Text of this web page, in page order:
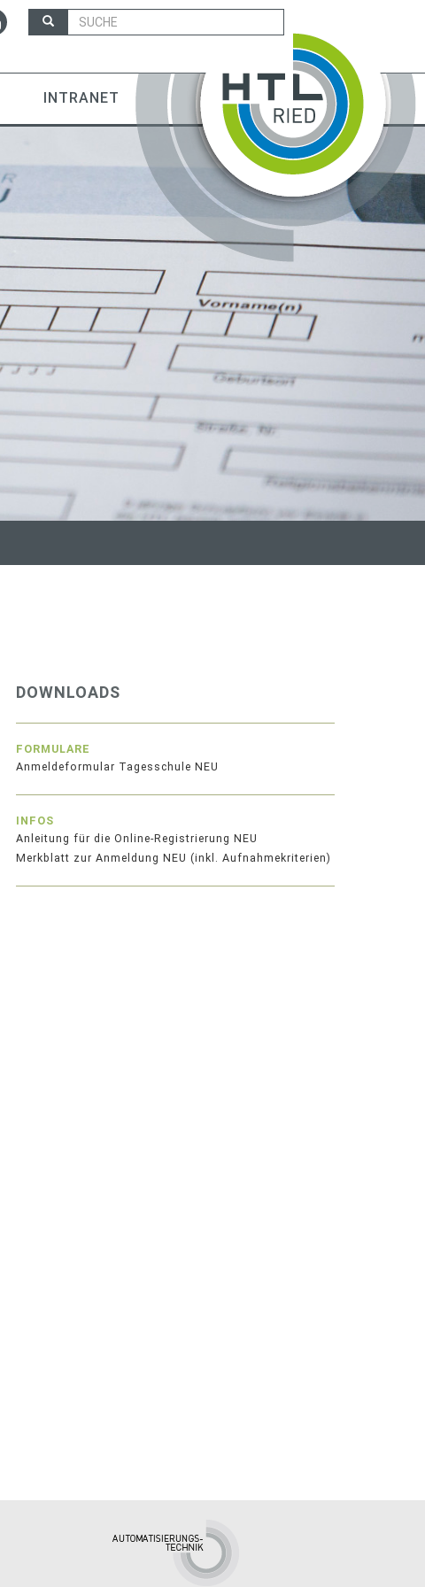
INTRANET
DOWNLOADS
FORMULARE
Anmeldeformular Tagesschule NEU
INFOS
Anleitung für die Online-Registrierung NEU
Merkblatt zur Anmeldung NEU (inkl. Aufnahmekriterien)